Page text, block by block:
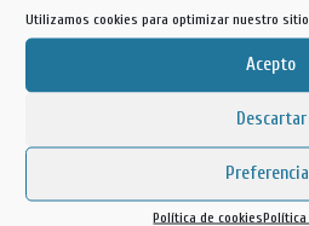
Utilizamos cookies para optimizar nuestro
Acepto
Descartar
Política de cookiesPolítica
REVERSION RIO DUERO
Ayuntamiento Tella Sin